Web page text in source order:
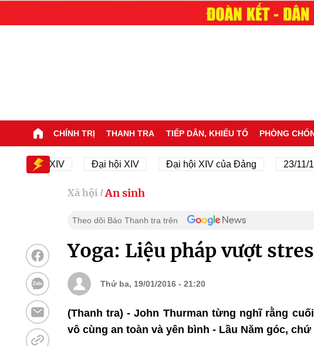
CHÍNH TRỊ THANH TRA TIẾP DÂN, KHIẾU TỐ PHÒNG
hội XIV Đại hội XIV Đại hội XIV của Đảng 23/11/1945 -
Xã hội / An sinh
Theo dõi Báo Thanh tra trên
Yoga: Liệu pháp vượt
Thứ ba, 19/01/2016 - 21:20
(Thanh tra) - John Thurman từng nghĩ rằng
vô cùng an toàn và yên bình - Lầu Năm góc,